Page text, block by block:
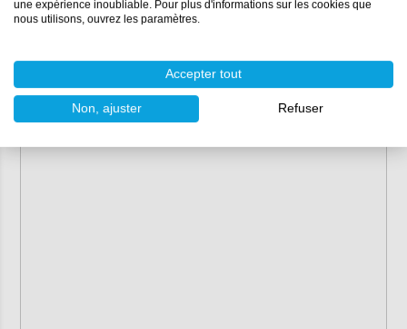
une expérience inoubliable. Pour plus d'informations sur les cookies que
nous utilisons, ouvrez les paramètres.
Accepter tout
Non, ajuster Refuser